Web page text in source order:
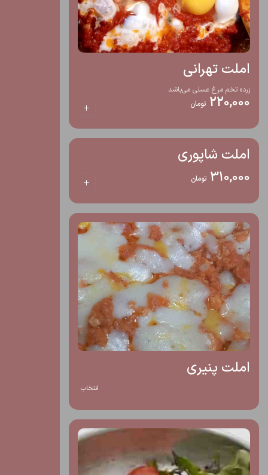
املت تهرانی
زرده تخم مرغ عسلی می‌باشد
220,000 تومان
املت شاپوری
310,000 تومان
املت پنیری
انتخاب